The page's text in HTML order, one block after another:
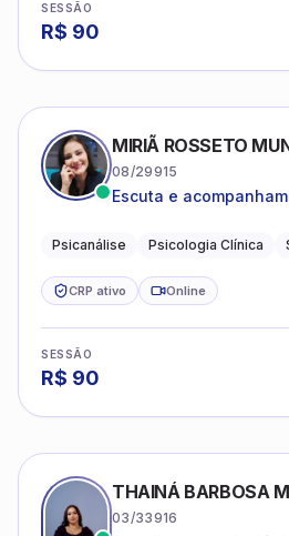
SESSÃO
R$ 90
MIRIÃ ROSSETO
08/29915
Escuta e
Psicanálise Psicologia Clínica
CRP ativo Online
SESSÃO
R$ 90
THAINÁ BARBOSA
03/33916